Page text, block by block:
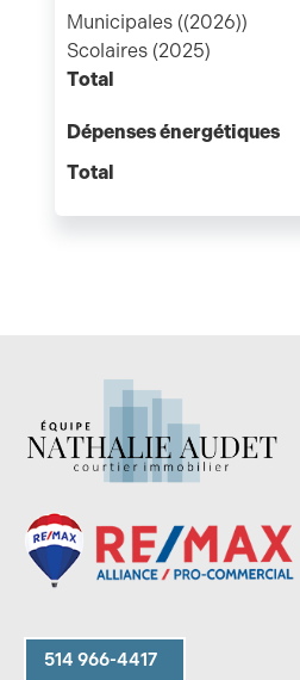
Municipales ((2026))
Scolaires (2025)
Total
Dépenses énergétiques
Total
514 966-4417